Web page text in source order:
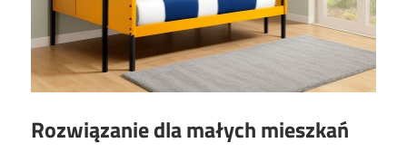
Rozwiązanie dla małych mieszkań